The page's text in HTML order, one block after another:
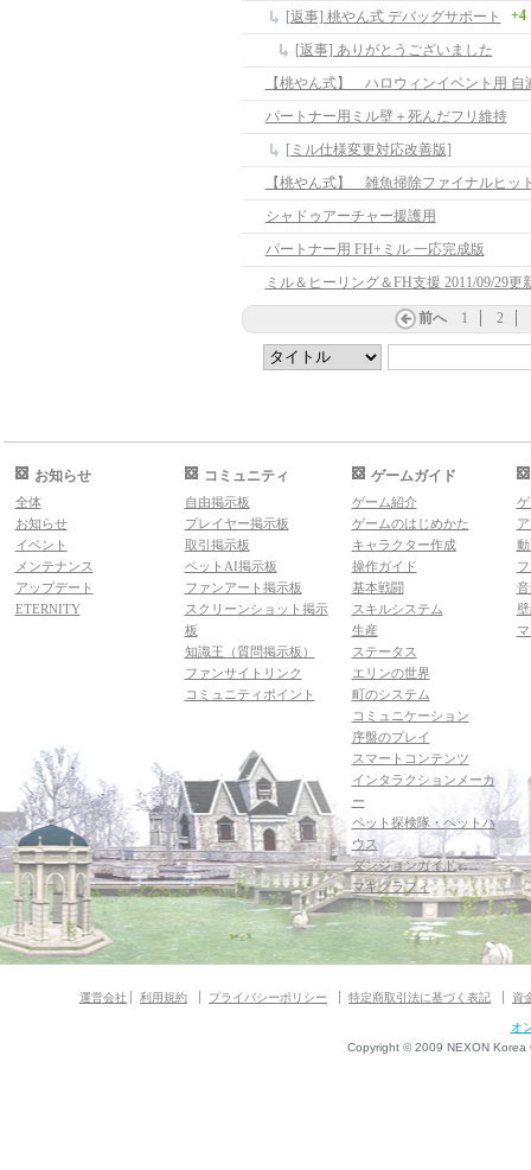
[返事] 桃やん式 デバッグサポート +4
[返事] ありがとうございました
パートナー用ミル壁＋死んだフリ維持
[ミル仕様変更対応改善版]
シャドゥアーチャー援護用
パートナー用 FH+ミル 一応完成版
ミル＆ヒーリング＆FH支援 2011/09/29更
前へ 1 2
お知らせ
全体
お知らせ
イベント
メンテナンス
アップデート
ETERNITY
コミュニティ
自由掲示板
プレイヤー掲示板
取引掲示板
ペットAI掲示板
ファンアート掲示板
スクリーンショット掲示
板
知識王（質問掲示板）
ファンサイトリンク
コミュニティポイント
ゲームガイド
ゲーム紹介
ゲームのはじめかた
キャラクター作成
操作ガイド
基本戦闘
スキルシステム
生産
ステータス
エリンの世界
町のシステム
コミュニケーション
序盤のプレイ
スマートコンテンツ
インタラクションメーカ
ー
ペット探検隊・ペットハ
ウス
ダンジョンガイド
マギグラフィ
運営会社 利用規約 プライバシーポリシー 特定商取引法に基づく表記 資
オ
Copyright © 2009 NEXON Korea